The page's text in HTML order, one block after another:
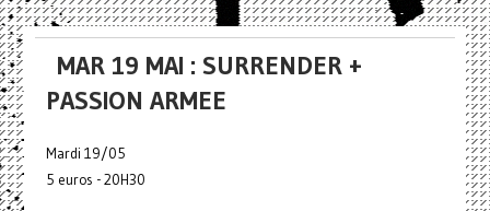
MAR 19 MAI : SURRENDER +
PASSION ARMEE
Mardi 19/05
5 euros - 20H30